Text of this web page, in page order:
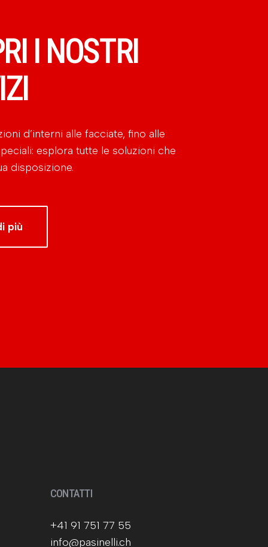
I NOSTRI
d’interni alle facciate, fino alle
esplora tutte le soluzioni che
disposizione.
più
CONTATTI
+41 91 751 77 55
info@pasinelli.ch